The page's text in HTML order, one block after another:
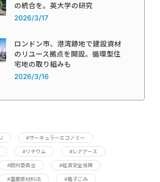
の統合を。英大学の研究
2026/3/17
ロンドン市、港湾跡地で建設資材
のリユース拠点を開設。循環型住
宅地の取り組みも
2026/3/16
#サーキュラーエコノミー
#リチウム #レアアース
#欧州委員会 #経済安全保障
#重要原材料法 #電子ごみ